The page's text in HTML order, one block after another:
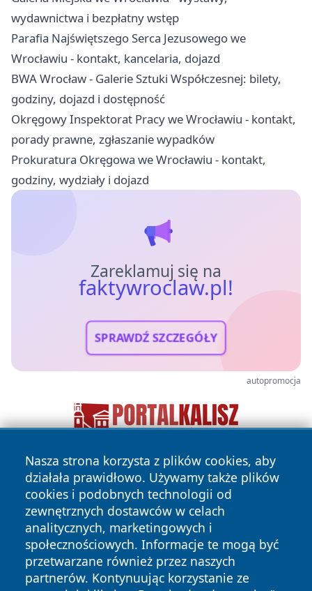
wydawnictwa i bezpłatny wstęp
Parafia Najświętszego Serca Jezusowego we
Wrocławiu - kontakt, kancelaria, dojazd
BWA Wrocław - Galerie Sztuki Współczesnej: bilety,
godziny, dojazd i dostępność
Okręgowy Inspektorat Pracy we Wrocławiu - kontakt,
porady prawne, zgłaszanie wypadków
Prokuratura Okręgowa we Wrocławiu - kontakt,
godziny, wydziały i dojazd
Zareklamuj się na
faktywroclaw.pl!
SPRAWDŹ SZCZEGÓŁY
autopromocja
Nasza strona korzysta z plików cookies, aby
działała prawidłowo. Używamy także plików
cookies i podobnych technologii od
zewnętrznych dostawców w celach
analitycznych, marketingowych i
społecznościowych. Informacje te mogą być
przetwarzane również przez naszych
partnerów. Kontynuując korzystanie ze
Copyright © 2026 faktywroclaw.pl Wszystkie prawa
zastrzeżone.